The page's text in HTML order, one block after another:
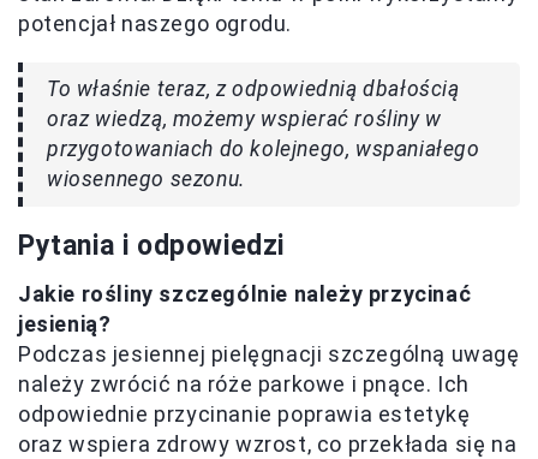
potencjał naszego ogrodu.
To właśnie teraz, z odpowiednią dbałością
oraz wiedzą, możemy wspierać rośliny w
przygotowaniach do kolejnego, wspaniałego
wiosennego sezonu.
Pytania i odpowiedzi
Jakie rośliny szczególnie należy przycinać
jesienią?
Podczas jesiennej pielęgnacji szczególną uwagę
należy zwrócić na róże parkowe i pnące. Ich
odpowiednie przycinanie poprawia estetykę
oraz wspiera zdrowy wzrost, co przekłada się na